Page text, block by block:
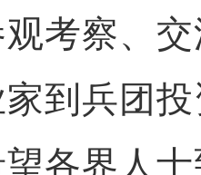
考察、
到兵团
各界人